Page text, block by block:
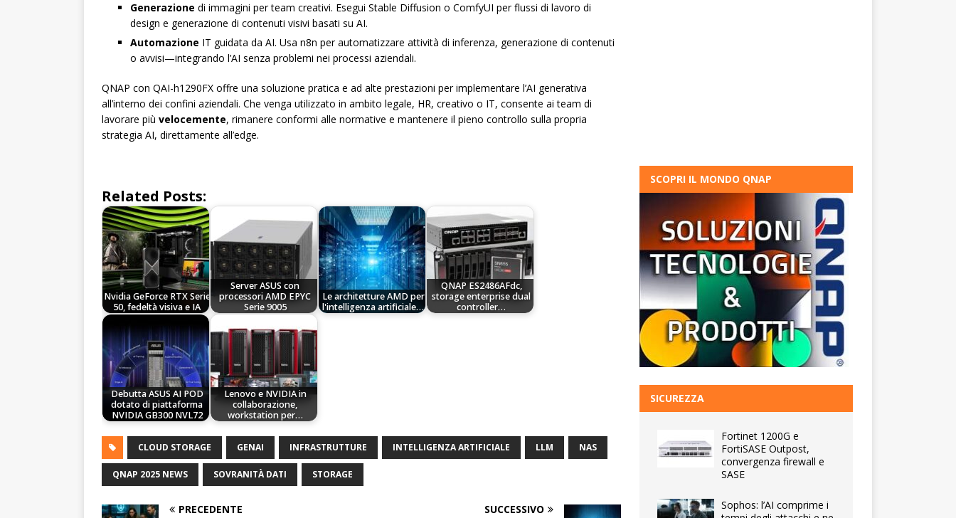
Generazione di immagini per team creativi. Esegui Stable Diffusion o ComfyUI per flussi di lavoro di
design e generazione di contenuti visivi basati su AI.
Automazione IT guidata da AI. Usa n8n per automatizzare attività di inferenza, generazione di contenuti
o avvisi—integrando l’AI senza problemi nei processi aziendali.
QNAP con QAI-h1290FX offre una soluzione pratica e ad alte prestazioni per implementare l’AI generativa
all’interno dei confini aziendali. Che venga utilizzato in ambito legale, HR, creativo o IT, consente ai team di
lavorare più velocemente, rimanere conformi alle normative e mantenere il pieno controllo sulla propria
strategia AI, direttamente all’edge.
Related Posts:
Nvidia GeForce RTX Serie
50, fedeltà visiva e IA
Server ASUS con
processori AMD EPYC
Serie 9005
Le architetture AMD per
l'intelligenza artificiale…
QNAP ES2486AFdc,
storage enterprise dual
controller…
Debutta ASUS AI POD
dotato di piattaforma
NVIDIA GB300 NVL72
Lenovo e NVIDIA in
collaborazione,
workstation per…
CLOUD STORAGE GENAI INFRASTRUTTURE INTELLIGENZA ARTIFICIALE LLM NAS
QNAP 2025 NEWS SOVRANITÀ DATI STORAGE
PRECEDENTE SUCCESSIVO
SCOPRI IL MONDO QNAP
SICUREZZA
Fortinet 1200G e
FortiSASE Outpost,
convergenza firewall e
SASE
Sophos: l’AI comprime i